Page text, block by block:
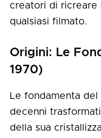
creatori di ricreare
qualsiasi filmato.
Origini: Le
1970)
Le fondamenta
decenni
della sua